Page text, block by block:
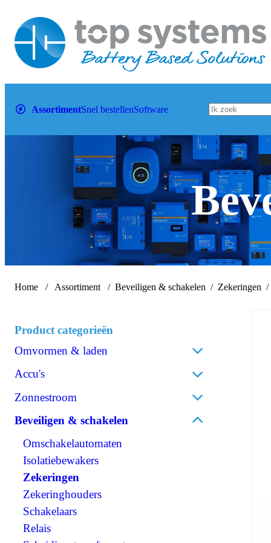
AssortimentSnel bestellenSoftware
Home Assortiment Beveiligen & schakelen Zekeringen
Product categorieën
Omvormen & laden
Acculaders
Omvormen/laden combi
Omvormen DC/AC
Omvormen DC/DC
120V Producten
IEC/UK Producten
Accessoires Omvormen & laden
Accu's
Lithium
AGM
Spiraalcel
Tractie
OPzS
OPzV
Accessoires accu's
Zonnestroom
Zonnepanelen
Omvormers zonnepanelen
Accessoires zonnepanelen
Beveiligen & schakelen
Omschakelautomaten
Isolatiebewakers
Zekeringen
Zekeringhouders
Schakelaars
Relais